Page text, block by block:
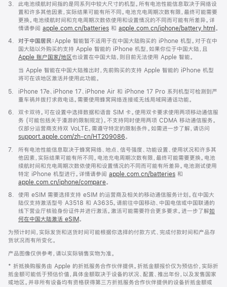
脚
3.
此电池续航时间指的是同系列中较大尺寸的机型。所有电池性能信息取决于网络设
置和许多其他因素，实际结果可能有所不同。电池充电周期次数有限，最终可能需要
更换。电池续航时间和充电周期次数依使用和设置情况的不同而可能有所差异。详
情请参阅 apple.com.cn/batteries 和 apple.com.cn/iphone/battery.html 。
脚
4. 对于中国居民：Apple 智能暂不适用于在中国大陆购买的 iPhone 机型。对于在中
国大陆以外购买的支持 Apple 智能的 iPhone 机型，如果你位于中国大陆，且
Apple 账户国家/地区也设置在中国大陆，则目前无法使用 Apple 智能。
当 Apple 智能在中国大陆推出时，先前购买的支持 Apple 智能的 iPhone 机型
将可在该地区激活并使用此功能。
脚
5.
iPhone 17e、iPhone 17、iPhone Air 和 iPhone 17 Pro 系列机型可检测到严
重车祸并拨打求救电话。需要使用蜂窝网络连接或无线局域网通话功能。
脚
6.
双卡双待。可在设置中选择数据和语音 SIM 卡。使用双卡要求使用两项移动通信服
务 (可能包括关于漫游的限制规定)。不支持同时使用两项 CDMA 移动通信服务。
仅部分运营商支持双 VoLTE。需遵守特定的限制条件。如需进一步了解，请访问
support.apple.com/zh-cn/HT209086。
脚
7.
所有电池性能信息取决于蜂窝网络、地点、信号强度、功能设置、使用状况和许多其
他因素，实际结果可能有所不同。电池充电周期次数有限，最终可能需要更换。电池
续航时间和充电周期次数依使用和设置情况的不同而可能有所差异。电池测试使用
特定 iPhone 机型进行。详情请参阅 apple.com.cn/batteries 和
apple.com.cn/iphone/compare。
脚
8.
使用 eSIM 需要选择支持 eSIM 的运营商及相关的移动通信服务计划。在中国大
陆仅支持激活型号 A3518 和 A3635。请前往中国移动、中国电信或中国联通的
线下营业厅核验身份证件并进行激活。激活可能需要符合更多要求。进一步了解如
何在中国大陆激活 eSIM。
为预计时间，实际发货和送货时间可能根据你选择的付款方式、完成付款时间和产品存
货状况而有所变化。
产品图像仅供参考，请以实际销售实物为准。
* 折抵换购服务由 Apple 的折抵服务合作伙伴提供。折抵金额报价仅为预估价，实际折
抵金额可能低于预估价值，具体金额取决于设备的状况、配置、推出年份，以及发售国家
或地区。并非所有设备均有资格获得第三方折抵服务合作伙伴提供的设备折抵金额或